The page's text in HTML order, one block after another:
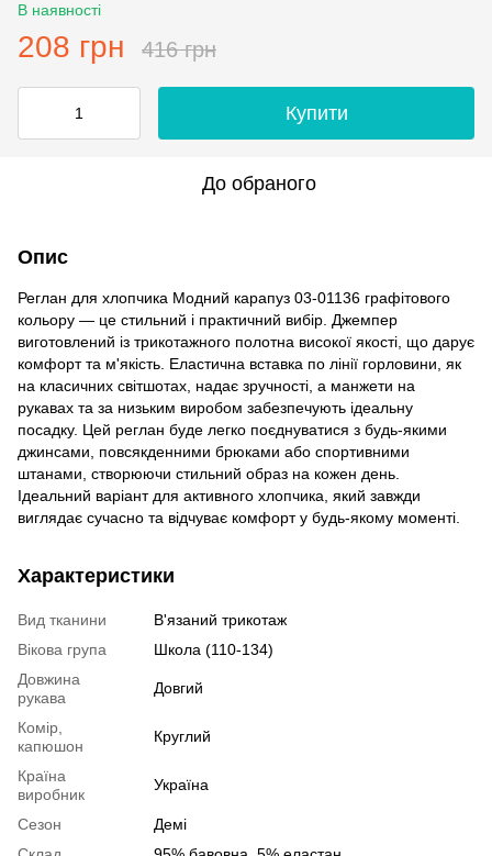
В наявності
208 грн 416 грн
Купити
До обраного
Опис
Реглан для хлопчика Модний карапуз 03-01136 графітового
кольору — це стильний і практичний вибір. Джемпер
виготовлений із трикотажного полотна високої якості, що дарує
комфорт та м'якість. Еластична вставка по лінії горловини, як
на класичних світшотах, надає зручності, а манжети на
рукавах та за низьким виробом забезпечують ідеальну
посадку. Цей реглан буде легко поєднуватися з будь-якими
джинсами, повсякденними брюками або спортивними
штанами, створюючи стильний образ на кожен день.
Ідеальний варіант для активного хлопчика, який завжди
виглядає сучасно та відчуває комфорт у будь-якому моменті.
Характеристики
Вид тканини
В'язаний трикотаж
Вікова група
Школа (110-134)
Довжина
рукава
Довгий
Комір,
капюшон
Круглий
Країна
виробник
Україна
Сезон
Демі